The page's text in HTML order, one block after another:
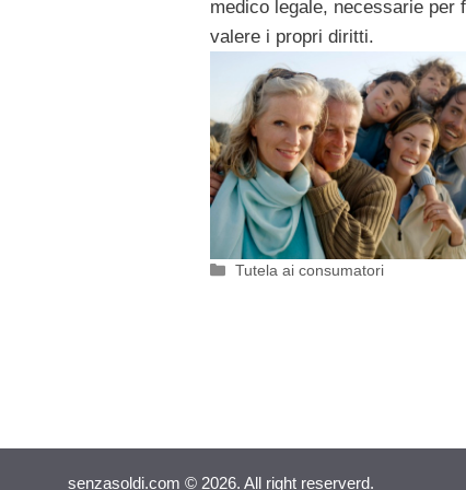
medico legale, necessarie per
valere i propri diritti.
Categorie
Tutela ai consumatori
senzasoldi.com © 2026. All right reserverd.